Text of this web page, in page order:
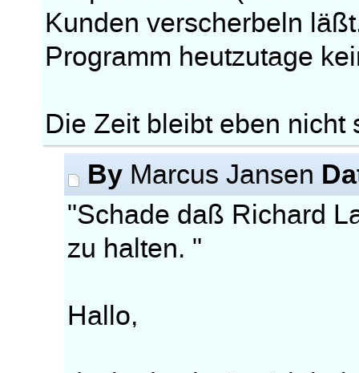
Kunden verscherbeln
Programm heutzutage
Die Zeit bleibt eben nicht
By Marcus Jansen
"Schade daß Richard
zu halten. "
Hallo,